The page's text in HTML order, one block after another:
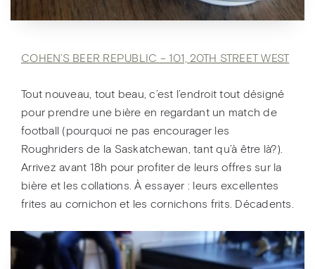
COHEN’S BEER REPUBLIC – 101, 20TH STREET WEST
Tout nouveau, tout beau, c’est l’endroit tout désigné
pour prendre une bière en regardant un match de
football (pourquoi ne pas encourager les
Roughriders de la Saskatchewan, tant qu’à être là?).
Arrivez avant 18h pour profiter de leurs offres sur la
bière et les collations. À essayer : leurs excellentes
frites au cornichon et les cornichons frits. Décadents.